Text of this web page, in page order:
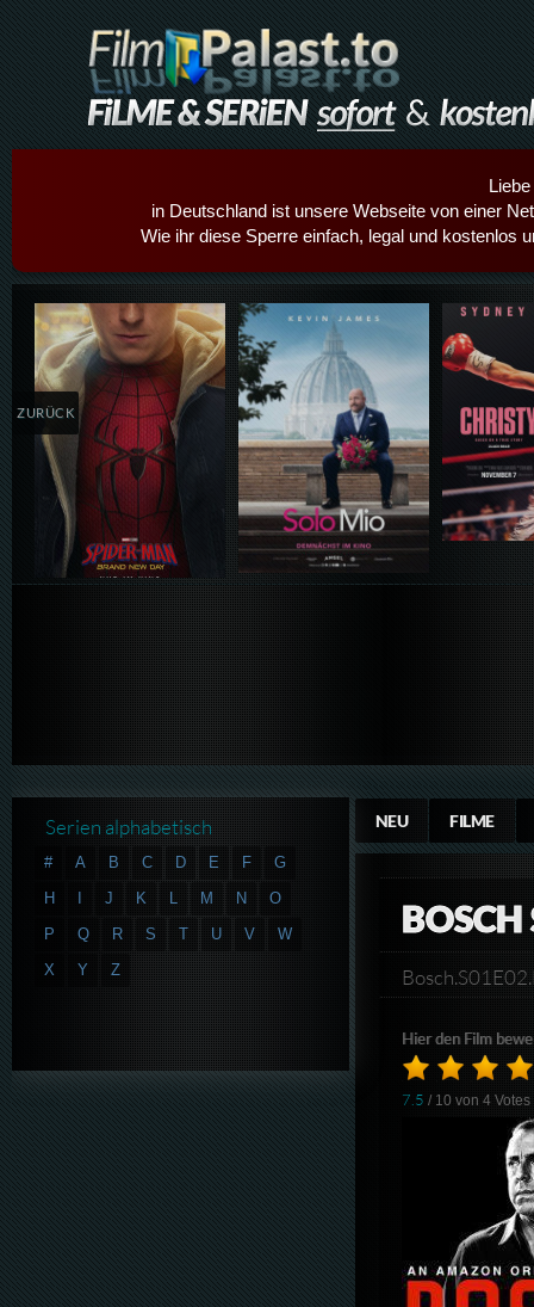
in Deutschland ist unsere Webseite von einer
Wie ihr diese Sperre einfach, legal und kostenlos
Details,Play Details,Play
ZURÜCK
NEU FILME
BOSCH
Hier den Film
7.5 / 10 von4 Votes
Serien alphabetisch
# A B C D E F
G
H
I J K L M N
O
P
Q R S T U V
W
X
Y Z